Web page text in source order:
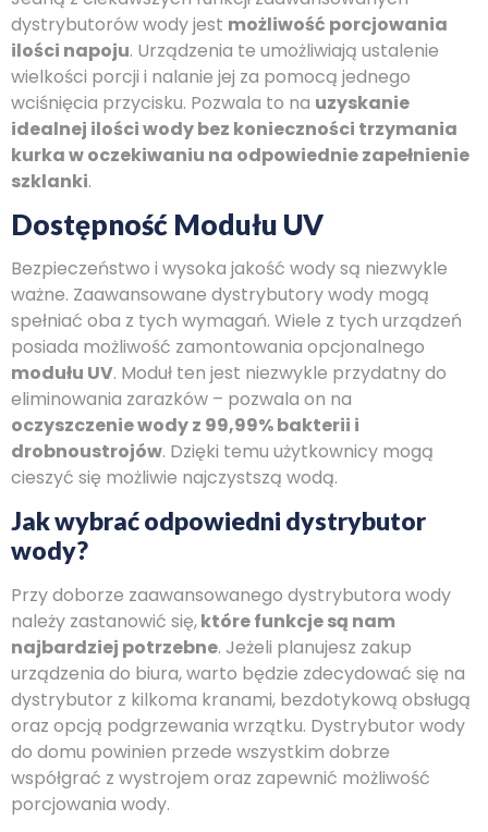
dystrybutorów wody jest możliwość porcjowania
ilości napoju. Urządzenia te umożliwiają ustalenie
wielkości porcji i nalanie jej za pomocą jednego
wciśnięcia przycisku. Pozwala to na uzyskanie
idealnej ilości wody bez konieczności trzymania
kurka w oczekiwaniu na odpowiednie zapełnienie
szklanki.
Dostępność Modułu UV
Bezpieczeństwo i wysoka jakość wody są niezwykle
ważne. Zaawansowane dystrybutory wody mogą
spełniać oba z tych wymagań. Wiele z tych urządzeń
posiada możliwość zamontowania opcjonalnego
modułu UV. Moduł ten jest niezwykle przydatny do
eliminowania zarazków – pozwala on na
oczyszczenie wody z 99,99% bakterii i
drobnoustrojów. Dzięki temu użytkownicy mogą
cieszyć się możliwie najczystszą wodą.
Jak wybrać odpowiedni dystrybutor
wody?
Przy doborze zaawansowanego dystrybutora wody
należy zastanowić się,które funkcje są nam
najbardziej potrzebne. Jeżeli planujesz zakup
urządzenia do biura, warto będzie zdecydować się na
dystrybutor z kilkoma kranami, bezdotykową obsługą
oraz opcją podgrzewania wrzątku. Dystrybutor wody
do domu powinien przede wszystkim dobrze
współgrać z wystrojem oraz zapewnić możliwość
porcjowania wody.